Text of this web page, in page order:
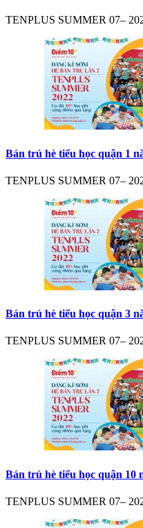
TENPLUS SUMMER 07–
Bán trú hè tiểu học quận 1
TENPLUS SUMMER 07–
Bán trú hè tiểu học quận 3
TENPLUS SUMMER 07–
Bán trú hè tiểu học quận 10
TENPLUS SUMMER 07–